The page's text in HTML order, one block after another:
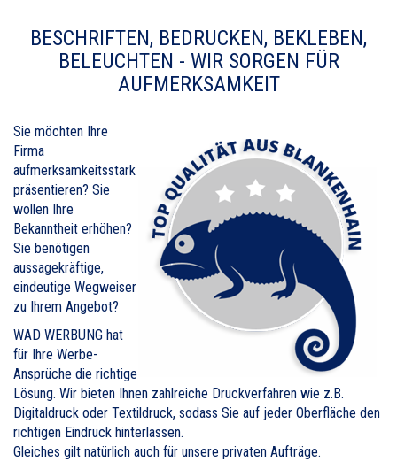
BESCHRIFTEN, BEDRUCKEN, BEKLEBEN,
BELEUCHTEN - WIR SORGEN FÜR
AUFMERKSAMKEIT
Sie möchten Ihre
Firma
aufmerksamkeitsstark
präsentieren? Sie
wollen Ihre
Bekanntheit erhöhen?
Sie benötigen
aussagekräftige,
eindeutige Wegweiser
zu Ihrem Angebot?
WAD WERBUNG hat
für Ihre Werbe-
Ansprüche die richtige
Lösung. Wir bieten Ihnen zahlreiche Druckverfahren wie z.B.
Digitaldruck oder Textildruck, sodass Sie auf jeder Oberfläche den
richtigen Eindruck hinterlassen.
Gleiches gilt natürlich auch für unsere privaten Aufträge.